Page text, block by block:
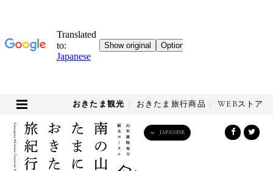
おきたま観光 おきたま旅行商品 WEBストア
JAPANESE